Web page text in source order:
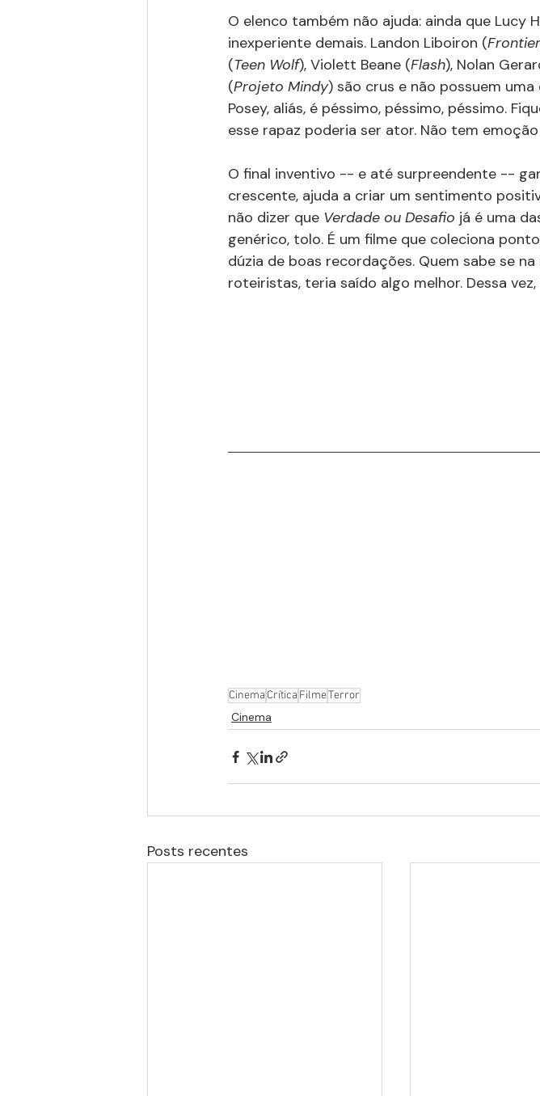
O elenco também não ajuda: ainda que Lucy
inexperiente demais. Landon Liboiron (Frontier
(Teen Wolf), Violett Beane (Flash), Nolan
(Projeto Mindy) são crus e não possuem
Posey, aliás, é péssimo, péssimo, péssimo.
esse rapaz poderia ser ator. Não tem
O final inventivo -- e até surpreendente --
crescente, ajuda a criar um sentimento
não dizer que Verdade ou Desafio já é uma
genérico, tolo. É um filme que coleciona
dúzia de boas recordações. Quem sabe se
roteiristas, teria saído algo melhor. Dessa vez,
Cinema Crítica FilmeTerror
Cinema
Posts recentes